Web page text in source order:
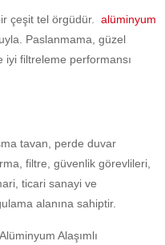
çeşit tel örgüdür.
alüminyum
Paslanmama, güzel
iyi filtreleme performansı
tavan, perde duvar
filtre, güvenlik görevlileri,
ticari sanayi ve
alanına sahiptir.
Alaşımlı